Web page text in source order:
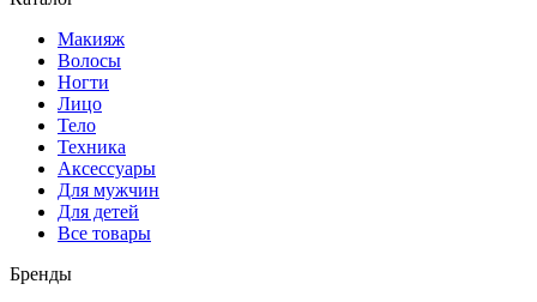
Макияж
Волосы
Ногти
Лицо
Тело
Техника
Аксессуары
Для мужчин
Для детей
Все товары
Бренды